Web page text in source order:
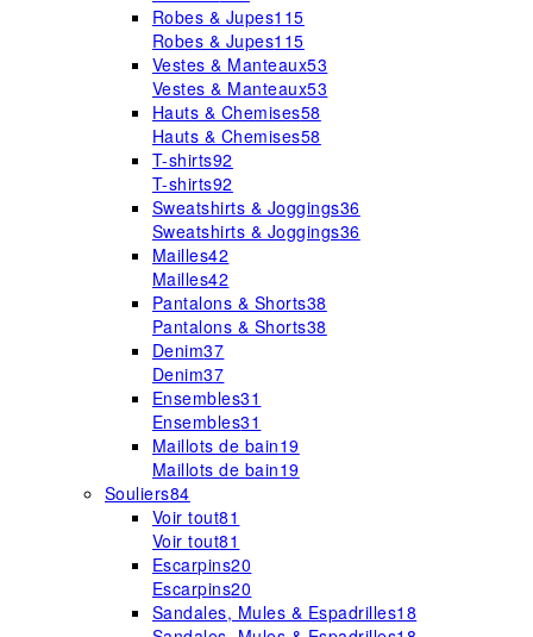
Robes & Jupes115
Robes & Jupes115
Vestes & Manteaux53
Vestes & Manteaux53
Hauts & Chemises58
Hauts & Chemises58
T-shirts92
T-shirts92
Sweatshirts & Joggings36
Sweatshirts & Joggings36
Mailles42
Mailles42
Pantalons & Shorts38
Pantalons & Shorts38
Denim37
Denim37
Ensembles31
Ensembles31
Maillots de bain19
Maillots de bain19
Souliers84
Voir tout81
Voir tout81
Escarpins20
Escarpins20
Sandales, Mules & Espadrilles18